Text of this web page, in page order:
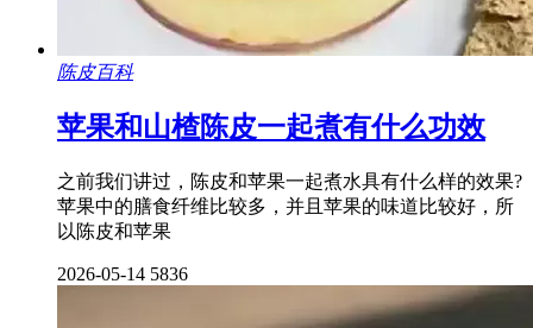
陈皮百科
苹果和山楂陈皮一起煮有什么功效
之前我们讲过，陈皮和苹果一起煮水具有什么样的效果?
苹果中的膳食纤维比较多，并且苹果的味道比较好，所
以陈皮和苹果
2026-05-14 5836